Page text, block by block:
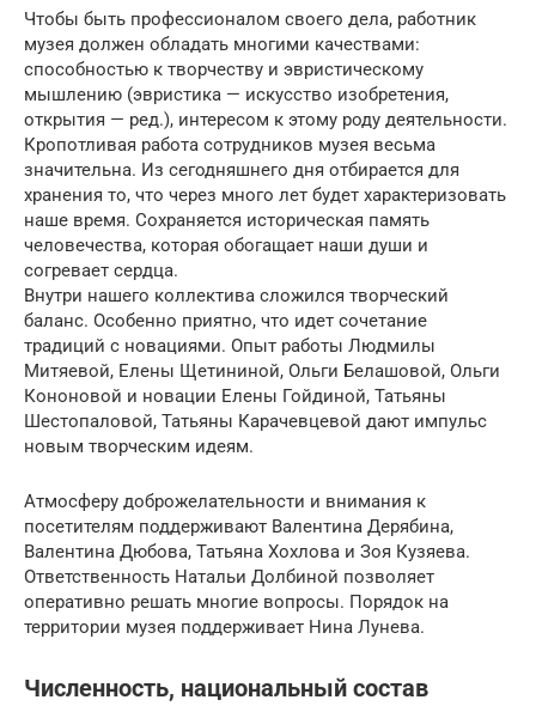
Чтобы быть профессионалом своего дела, работник
музея должен обладать многими качествами:
способностью к творчеству и эвристическому
мышлению (эвристика — искусство изобретения,
открытия — ред.), интересом к этому роду деятельности.
Кропотливая работа сотрудников музея весьма
значительна. Из сегодняшнего дня отбирается для
хранения то, что через много лет будет характеризовать
наше время. Сохраняется историческая память
человечества, которая обогащает наши души и
согревает сердца.
Внутри нашего коллектива сложился творческий
баланс. Особенно приятно, что идет сочетание
традиций с новациями. Опыт работы Людмилы
Митяевой, Елены Щетининой, Ольги Белашовой, Ольги
Кононовой и новации Елены Гойдиной, Татьяны
Шестопаловой, Татьяны Карачевцевой дают импульс
новым творческим идеям.
Атмосферу доброжелательности и внимания к
посетителям поддерживают Валентина Дерябина,
Валентина Дюбова, Татьяна Хохлова и Зоя Кузяева.
Ответственность Натальи Долбиной позволяет
оперативно решать многие вопросы. Порядок на
территории музея поддерживает Нина Лунева.
Численность, национальный состав